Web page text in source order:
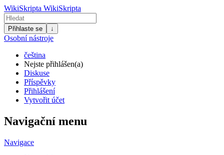
WikiSkripta WikiSkripta
Přihlaste se ↓
Osobní nástroje
čeština
Nejste přihlášen(a)
Diskuse
Příspěvky
Přihlášení
Vytvořit účet
Navigační menu
Navigace